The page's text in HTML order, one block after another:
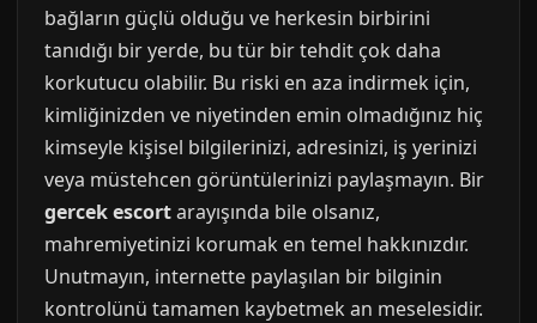
bağların güçlü olduğu ve herkesin birbirini
tanıdığı bir yerde, bu tür bir tehdit çok daha
korkutucu olabilir. Bu riski en aza indirmek için,
kimliğinizden ve niyetinden emin olmadığınız hiç
kimseyle kişisel bilgilerinizi, adresinizi, iş yerinizi
veya müstehcen görüntülerinizi paylaşmayın. Bir
gercek escortarayışında bile olsanız,
mahremiyetinizi korumak en temel hakkınızdır.
Unutmayın, internette paylaşılan bir bilginin
kontrolünü tamamen kaybetmek an meselesidir.